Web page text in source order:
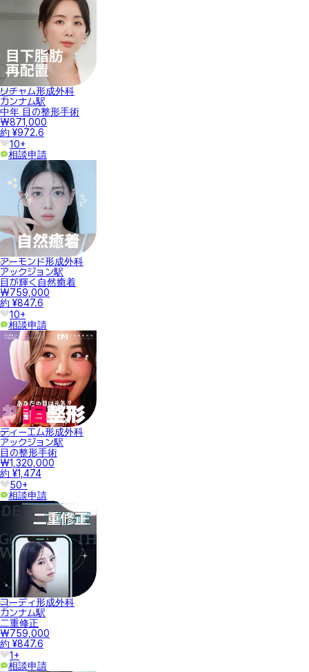
リチャム形成外科
カンナム駅
中年 目の整形手術
₩871,000
約 ¥972.6
10+
相談申請
アーモンド形成外科
アックジョン駅
目が輝く自然癒着
₩759,000
約 ¥847.6
10+
相談申請
ディーエム形成外科
アックジョン駅
目の整形手術
₩1,320,000
約 ¥1,474
50+
相談申請
コーディ形成外科
カンナム駅
二重修正
₩759,000
約 ¥847.6
1+
相談申請